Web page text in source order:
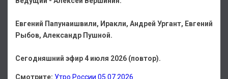
Евгений Папунаишвили, Иракли, Андрей Ургант, Евгений
Рыбов, Александр Пушной.
Сегодняшний эфир 4 июля 2026 (повтор).
Смотрите: Утро России 05.07.2026